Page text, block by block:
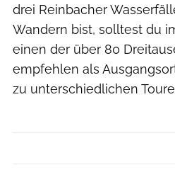
drei Reinbacher
Wandern bist, solltest du
einen der über 80
empfehlen als
zu unterschiedlichen